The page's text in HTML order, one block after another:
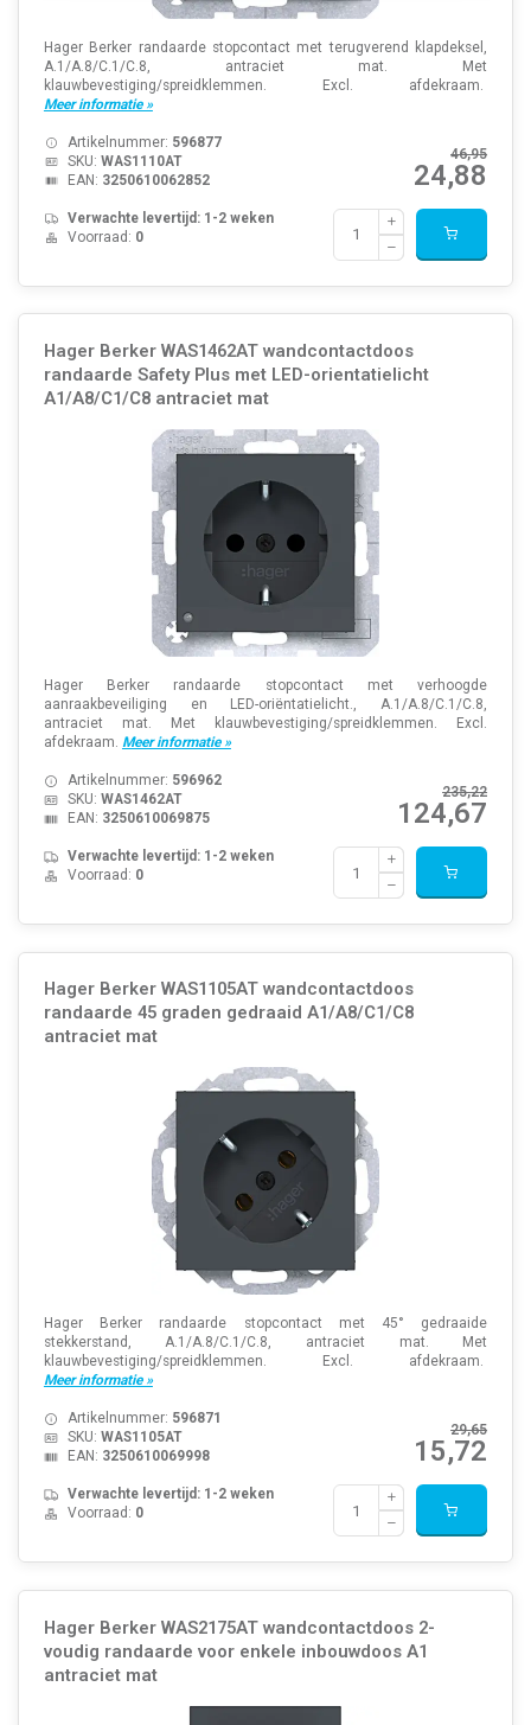
Hager Berker randaarde stopcontact met terugverend klapdeksel,
A.1/A.8/C.1/C.8, antraciet mat. Met
klauwbevestiging/spreidklemmen. Excl. afdekraam.
Meer informatie »
46,95
24,88
Artikelnummer: 596877
SKU: WAS1110AT
EAN: 3250610062852
Verwachte levertijd: 1-2 weken
Voorraad: 0
Hager Berker WAS1462AT wandcontactdoos
randaarde Safety Plus met LED-orientatielicht
A1/A8/C1/C8 antraciet mat
Hager Berker randaarde stopcontact met verhoogde
aanraakbeveiliging en LED-oriëntatielicht., A.1/A.8/C.1/C.8,
antraciet mat. Met klauwbevestiging/spreidklemmen. Excl.
afdekraam. Meer informatie »
235,22
124,67
Artikelnummer: 596962
SKU: WAS1462AT
EAN: 3250610069875
Verwachte levertijd: 1-2 weken
Voorraad: 0
Hager Berker WAS1105AT wandcontactdoos
randaarde 45 graden gedraaid A1/A8/C1/C8
antraciet mat
Hager Berker randaarde stopcontact met 45° gedraaide
stekkerstand, A.1/A.8/C.1/C.8, antraciet mat. Met
klauwbevestiging/spreidklemmen. Excl. afdekraam.
Meer informatie »
29,65
15,72
Artikelnummer: 596871
SKU: WAS1105AT
EAN: 3250610069998
Verwachte levertijd: 1-2 weken
Voorraad: 0
Hager Berker WAS2175AT wandcontactdoos 2-
voudig randaarde voor enkele inbouwdoos A1
antraciet mat